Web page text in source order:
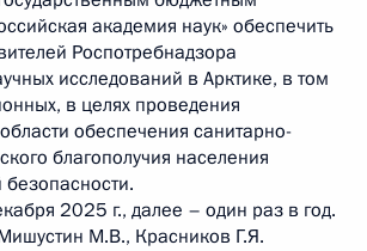
академия наук» обеспечить
Роспотребнадзора
исследований в Арктике, в том
в целях проведения
обеспечения санитарно-
благополучия населения
2025 г., далее – один раз в год.
М.В., Красников Г.Я.